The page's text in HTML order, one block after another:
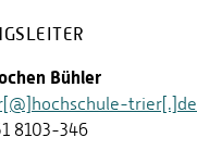
Bühler
trier[.]de
8103-346